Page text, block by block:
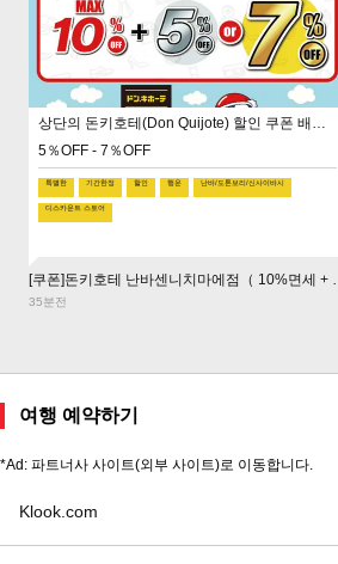
5％OFF - 7％OFF
특별한 기간한정 할인 행운 난바/도톤보리/신사이바시
디스카운트 스토어
35분전
여행 예약하기
*Ad: 파트너사 사이트(외부 사이트)로 이동합니다.
Klook.com